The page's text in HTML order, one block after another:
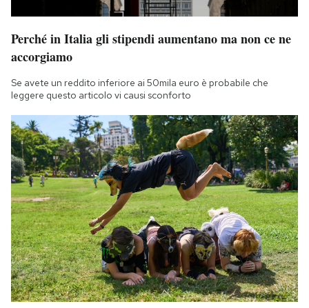
Perché in Italia gli stipendi aumentano ma non ce ne
accorgiamo
Se avete un reddito inferiore ai 50mila euro è probabile che
leggere questo articolo vi causi sconforto